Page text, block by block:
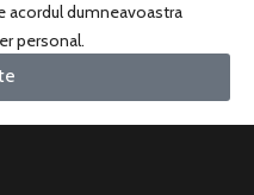
acordul dumneavoastra
personal.